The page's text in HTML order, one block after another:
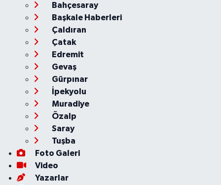
Bahçesaray
Başkale Haberleri
Çaldıran
Çatak
Edremit
Gevaş
Gürpınar
İpekyolu
Muradiye
Özalp
Saray
Tuşba
Foto Galeri
Video
Yazarlar